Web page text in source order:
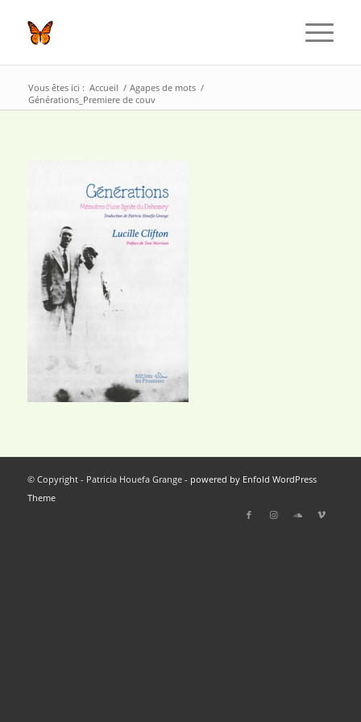
Vous êtes ici : Accueil / Agapes de mots /
Générations_Premiere de couv
© Copyright - Patricia Houefa Grange - powered by Enfold WordPress
Theme